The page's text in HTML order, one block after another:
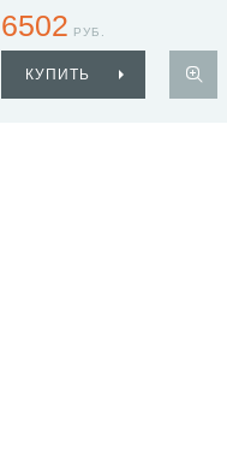
6502 РУБ.
КУПИТЬ